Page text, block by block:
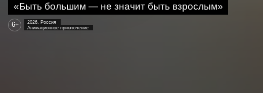
«Быть большим — не значит быть взрослым»
6+
2026, Россия
Анимационное приключение